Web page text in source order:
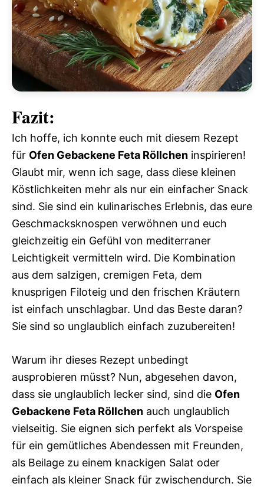
Fazit:
Ich hoffe, ich konnte euch mit diesem Rezept
für Ofen Gebackene Feta Röllchen inspirieren!
Glaubt mir, wenn ich sage, dass diese kleinen
Köstlichkeiten mehr als nur ein einfacher Snack
sind. Sie sind ein kulinarisches Erlebnis, das eure
Geschmacksknospen verwöhnen und euch
gleichzeitig ein Gefühl von mediterraner
Leichtigkeit vermitteln wird. Die Kombination
aus dem salzigen, cremigen Feta, dem
knusprigen Filoteig und den frischen Kräutern
ist einfach unschlagbar. Und das Beste daran?
Sie sind so unglaublich einfach zuzubereiten!
Warum ihr dieses Rezept unbedingt
ausprobieren müsst? Nun, abgesehen davon,
dass sie unglaublich lecker sind, sind die Ofen
Gebackene Feta Röllchen auch unglaublich
vielseitig. Sie eignen sich perfekt als Vorspeise
für ein gemütliches Abendessen mit Freunden,
als Beilage zu einem knackigen Salat oder
einfach als kleiner Snack für zwischendurch. Sie